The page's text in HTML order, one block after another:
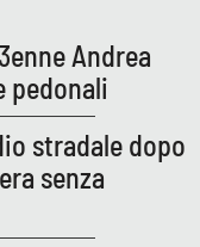
Andrea
pedonali
stradale dopo
senza